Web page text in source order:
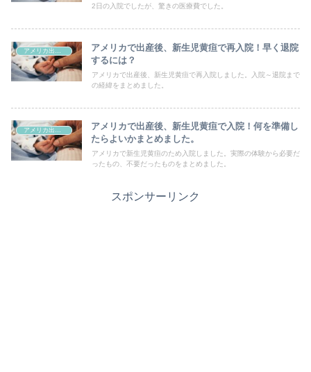
2日の入院でしたが、驚きの医療費でした。
アメリカで出産後、新生児黄疸で再入院！早く退院
するには？
アメリカで出産後、新生児黄疸で再入院しました。入院～退院まで
の経緯をまとめました。
アメリカで出産後、新生児黄疸で入院！何を準備し
たらよいかまとめました。
アメリカで新生児黄疸のため入院しました。実際の体験から必要だ
ったもの、不要だったものをまとめました。
スポンサーリンク